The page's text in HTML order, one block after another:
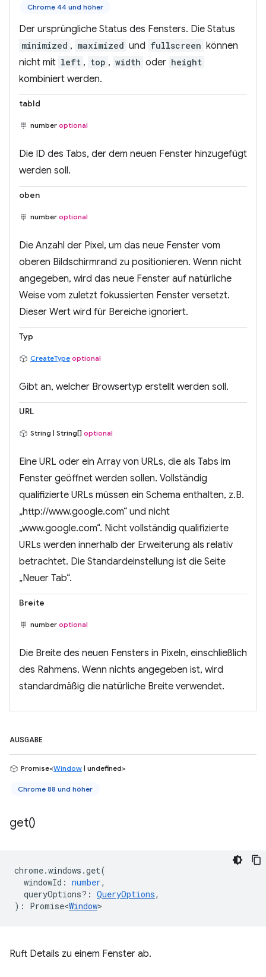
Chrome 44 und höher
Der ursprüngliche Status des Fensters. Die Status
minimized , maximized und fullscreen können
nicht mit left , top , width oder height
kombiniert werden.
tabId
number optional
Die ID des Tabs, der dem neuen Fenster hinzugefügt
werden soll.
oben
number optional
Die Anzahl der Pixel, um das neue Fenster vom
oberen Bildschirmrand zu positionieren. Wenn nicht
angegeben, wird das neue Fenster auf natürliche
Weise vom zuletzt fokussierten Fenster versetzt.
Dieser Wert wird für Bereiche ignoriert.
Typ
CreateType optional
Gibt an, welcher Browsertyp erstellt werden soll.
URL
String | String[] optional
Eine URL oder ein Array von URLs, die als Tabs im
Fenster geöffnet werden sollen. Vollständig
qualifizierte URLs müssen ein Schema enthalten, z.B.
„http://www.google.com“ und nicht
„www.google.com“. Nicht vollständig qualifizierte
URLs werden innerhalb der Erweiterung als relativ
betrachtet. Die Standardeinstellung ist die Seite
„Neuer Tab“.
Breite
number optional
Die Breite des neuen Fensters in Pixeln, einschließlich
des Rahmens. Wenn nichts angegeben ist, wird
standardmäßig die natürliche Breite verwendet.
AUSGABE
Promise<Window | undefined>
Chrome 88 und höher
get()
chrome.windows .get(
windowId : number,
queryOptions? : QueryOptions,
) : Promise<Window>
Ruft Details zu einem Fenster ab.